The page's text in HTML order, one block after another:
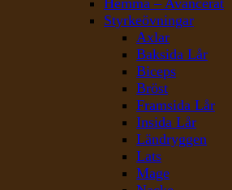
Hemma – Avancerat
Styrkeövningar
Axlar
Baksida Lår
Biceps
Bröst
Framsida Lår
Insida Lår
Ländryggen
Lats
Mage